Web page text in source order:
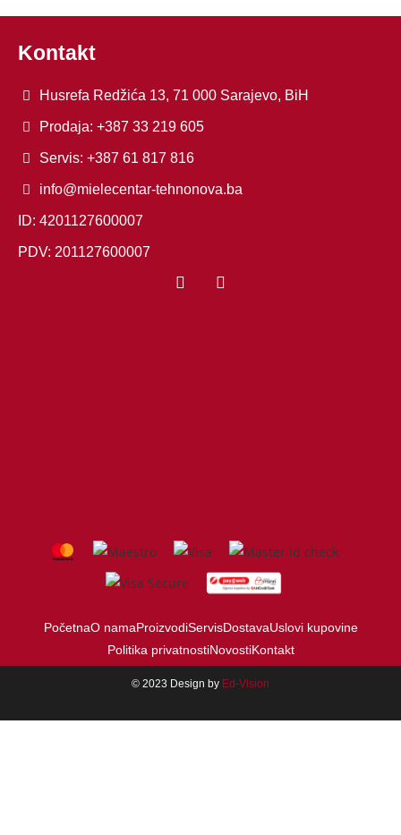
Kontakt
Husrefa Redžića 13, 71 000 Sarajevo, BiH
Prodaja: +387 33 219 605
Servis: +387 61 817 816
info@mielecentar-tehnonova.ba
ID: 4201127600007
PDV: 201127600007
PočetnaO namaProizvodiServisDostavaUslovi kupovine
Politika privatnostiNovostiKontakt
© 2023 Design by Ed-Vision